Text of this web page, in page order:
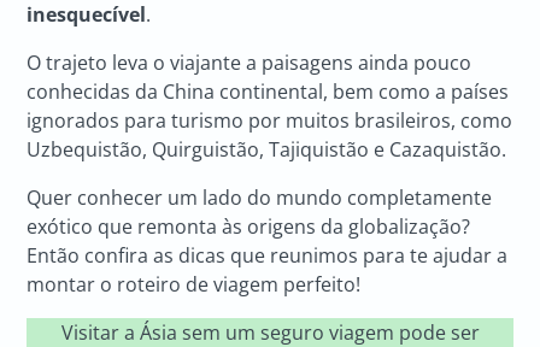
inesquecível.
O trajeto leva o viajante a paisagens ainda pouco
conhecidas da China continental, bem como a países
ignorados para turismo por muitos brasileiros, como
Uzbequistão, Quirguistão, Tajiquistão e Cazaquistão.
Quer conhecer um lado do mundo completamente
exótico que remonta às origens da globalização?
Então confira as dicas que reunimos para te ajudar a
montar o roteiro de viagem perfeito!
Visitar a Ásia sem um seguro viagem pode ser